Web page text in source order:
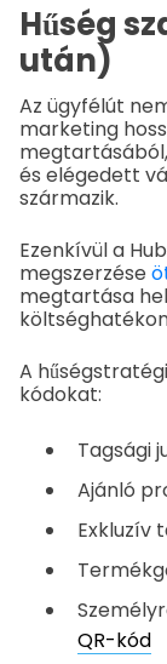
Hűség
után)
Az ügyfélút
marketing
és elégedett
származik.
Ezenkívül a
megszerzése
megtartása
A
kódokat:
Tagsági
Ajánló
Exkluzív
QR-kód